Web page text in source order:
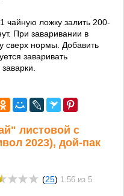
1 чайную ложку залить 200-
При заваривании в
сверх нормы. Добавить
заваривать
листовой с
2023), дой-пак
(25) 1.56 из 5